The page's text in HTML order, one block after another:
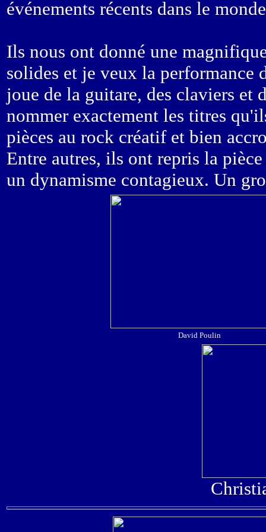
événements récents dans le
Ils nous ont donné une
solides et je veux la performance
joue de la guitare, des claviers
nommer exactement les titres
pièces au rock créatif et bien
Entre autres, ils ont repris la
un dynamisme contagieux. Un
David Poulin